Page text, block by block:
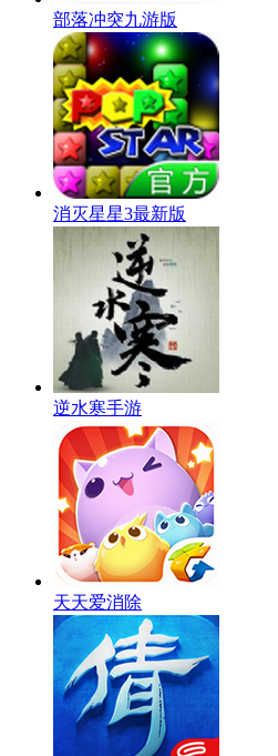
部落冲突九游版
消灭星星3最新版
逆水寒手游
天天爱消除